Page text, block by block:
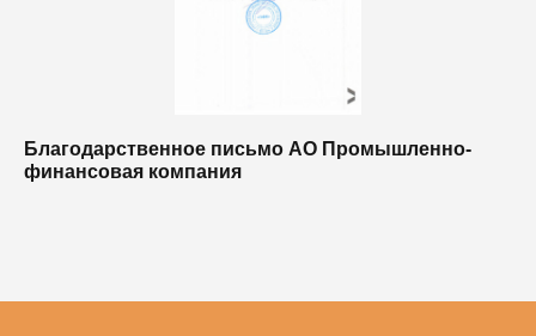
Благодарственное письмо АО Промышленно-
финансовая компания